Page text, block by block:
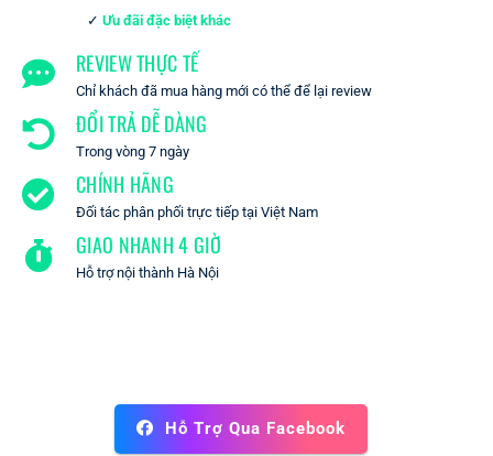
Ưu đãi đặc biệt khác
REVIEW THỰC TẾ
Chỉ khách đã mua hàng mới có thể để lại review
ĐỔI TRẢ DỄ DÀNG
Trong vòng 7 ngày
CHÍNH HÃNG
Đối tác phân phối trực tiếp tại Việt Nam
GIAO NHANH 4 GIỜ
Hỗ trợ nội thành Hà Nội
Hỗ Trợ Qua Facebook